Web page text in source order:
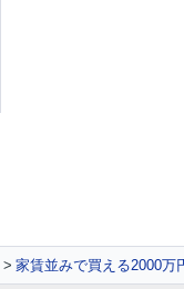
家賃並みで買える2000万